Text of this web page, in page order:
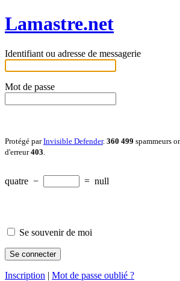
Lamastre.net
Identifiant ou adresse de messagerie
Mot de passe
Protégé parInvisible Defender. 360 499 spammeurs
d'erreur403
quatre − = null
Se souvenir de moi
Inscription | Mot de passe oublié ?